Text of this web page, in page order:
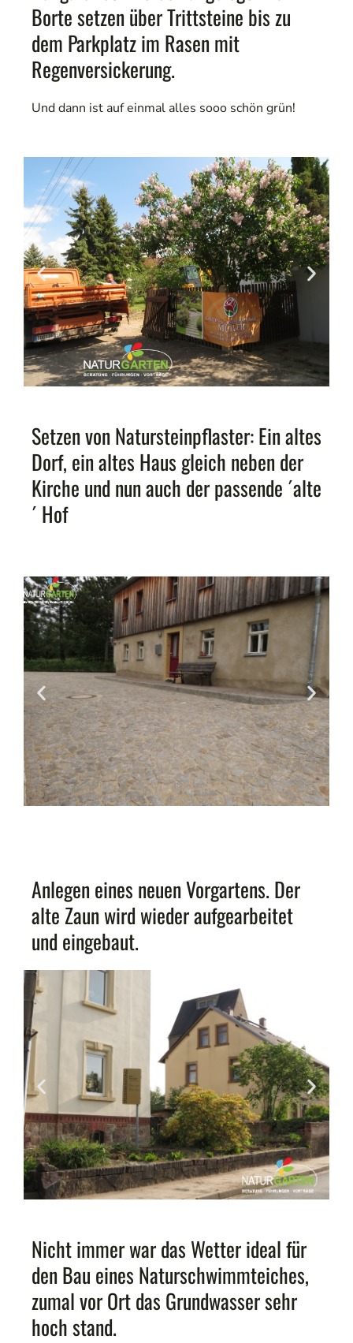
Borte setzen über Trittsteine bis zu
dem Parkplatz im Rasen mit
Regenversickerung.
Und dann ist auf einmal alles sooo schön grün!
Setzen von Natursteinpflaster: Ein altes
Dorf, ein altes Haus gleich neben der
Kirche und nun auch der passende ´alte
´ Hof
Anlegen eines neuen Vorgartens. Der
alte Zaun wird wieder aufgearbeitet
und eingebaut.
Nicht immer war das Wetter ideal für
den Bau eines Naturschwimmteiches,
zumal vor Ort das Grundwasser sehr
hoch stand.